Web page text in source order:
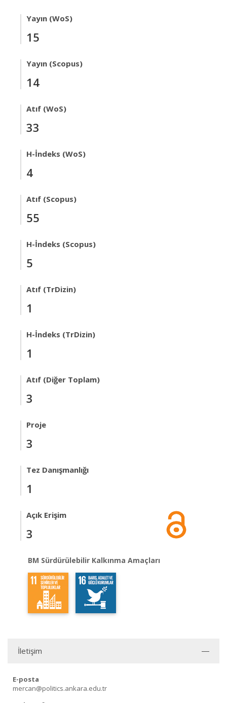
Yayın (WoS)
15
Yayın (Scopus)
14
Atıf (WoS)
33
H-İndeks (WoS)
4
Atıf (Scopus)
55
H-İndeks (Scopus)
5
Atıf (TrDizin)
1
H-İndeks (TrDizin)
1
Atıf (Diğer Toplam)
3
Proje
3
Tez Danışmanlığı
1
Açık Erişim
3
BM Sürdürülebilir Kalkınma Amaçları
İletişim
E-posta
mercan@politics.ankara.edu.tr